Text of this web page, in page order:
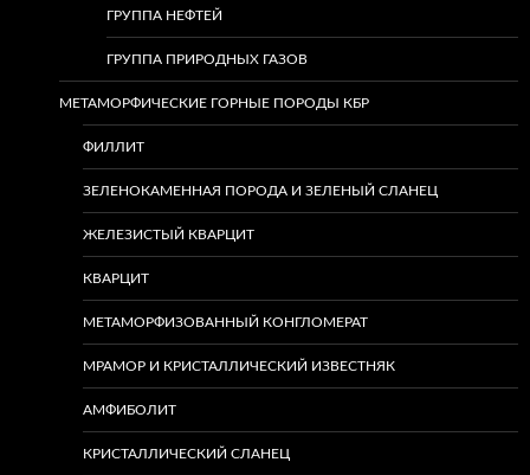
ГРУППА НЕФТЕЙ
ГРУППА ПРИРОДНЫХ ГАЗОВ
МЕТАМОРФИЧЕСКИЕ ГОРНЫЕ ПОРОДЫ КБР
ФИЛЛИТ
ЗЕЛЕНОКАМЕННАЯ ПОРОДА И ЗЕЛЕНЫЙ СЛАНЕЦ
ЖЕЛЕЗИСТЫЙ КВАРЦИТ
КВАРЦИТ
МЕТАМОРФИЗОВАННЫЙ КОНГЛОМЕРАТ
МРАМОР И КРИСТАЛЛИЧЕСКИЙ ИЗВЕСТНЯК
АМФИБОЛИТ
КРИСТАЛЛИЧЕСКИЙ СЛАНЕЦ